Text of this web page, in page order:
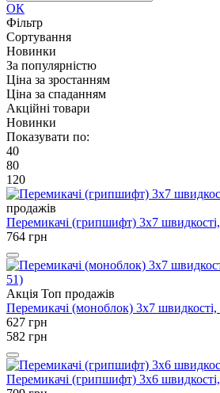
ОК
Фільтр
Сортування
Новинки
За популярністю
Ціна за зростанням
Ціна за спаданням
Акційні товари
Новинки
Показувати по:
40
80
120
продажів
Перемикачі (грипшифт) 3x7
764 грн
Акція Топ продажів
Перемикачі (моноблок) 3x7 швидкості,
627 грн
582 грн
Перемикачі (грипшифт) 3x6